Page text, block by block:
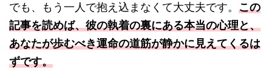
でも、もう一人で抱え込まなくて大丈夫です。 この
記事を読めば、彼の執着の裏にある本当の心理と、
あなたが歩むべき運命の道筋が静かに見えてくるは
ずです。